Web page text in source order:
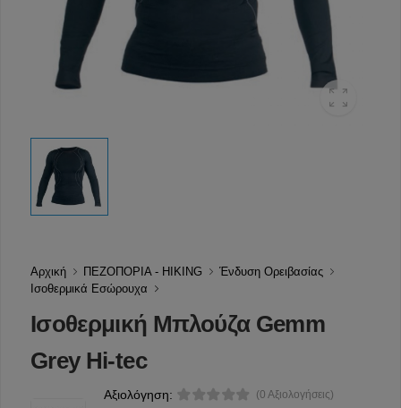
Αρχική ΠΕΖΟΠΟΡΙΑ - HIKING
Ένδυση Ορειβασίας
Ισοθερμικά Εσώρουχα
Ισοθερμική Μπλούζα Gemm
Grey Hi-tec
Αξιολόγηση: (0 Αξιολογήσεις)